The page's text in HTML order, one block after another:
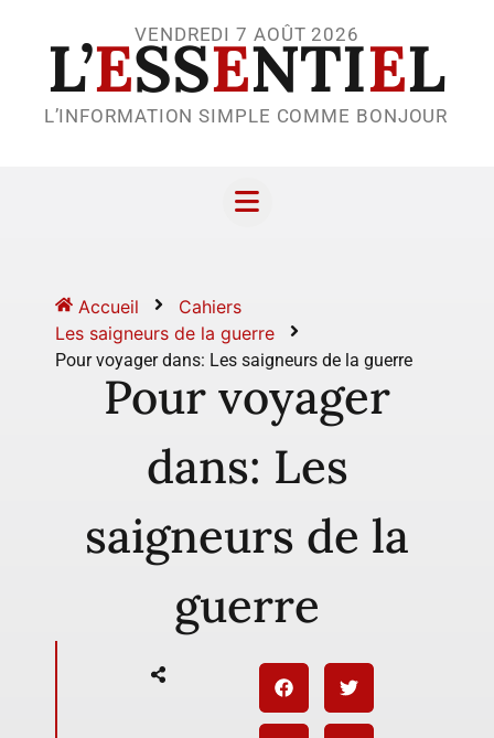
VENDREDI 7 AOÛT 2026
L’ESSENTIEL
L’INFORMATION SIMPLE COMME BONJOUR
Accueil
Cahiers
Les saigneurs de la guerre
Pour voyager dans: Les saigneurs de la guerre
Pour voyager
dans: Les
saigneurs de la
guerre